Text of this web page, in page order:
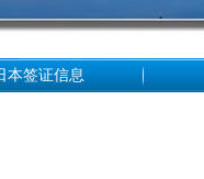
本签证信息